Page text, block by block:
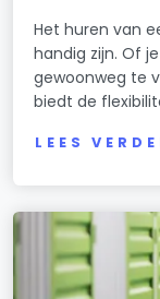
Het huren van
handig zijn. Of
gewoonweg te
biedt de
LEES